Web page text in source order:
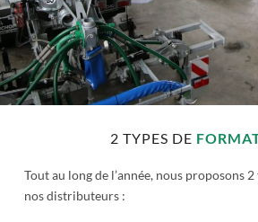
2 TYPES DE
Tout au long de l’année, nous proposons
nos distributeurs :